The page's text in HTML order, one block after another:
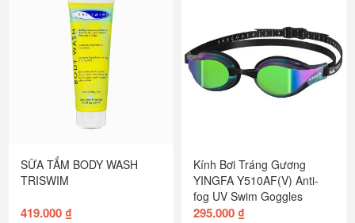
SỮA TẮM BODY WASH
TRISWIM
419.000 ₫
Kính Bơi Tráng Gương
YINGFA Y510AF(V) Anti-
fog UV Swim Goggles
295.000 ₫